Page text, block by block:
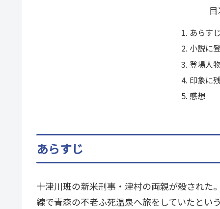
あらす
小説に
登場人
印象に
感想
あらすじ
十津川班の新米刑事・津村の両親が殺された
線で青森の不老ふ死温泉へ旅をしていたとい